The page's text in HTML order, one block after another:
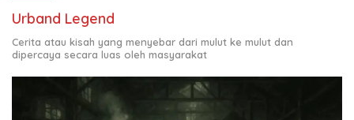
Urband Legend
Cerita atau kisah yang menyebar dari mulut ke mulut dan
dipercaya secara luas oleh masyarakat